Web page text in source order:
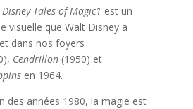
Disney Tales of Magic1 est un
visuelle que Walt Disney a
dans nos foyers
Cendrillon(1950) et
en 1964.
des années 1980, la magie est